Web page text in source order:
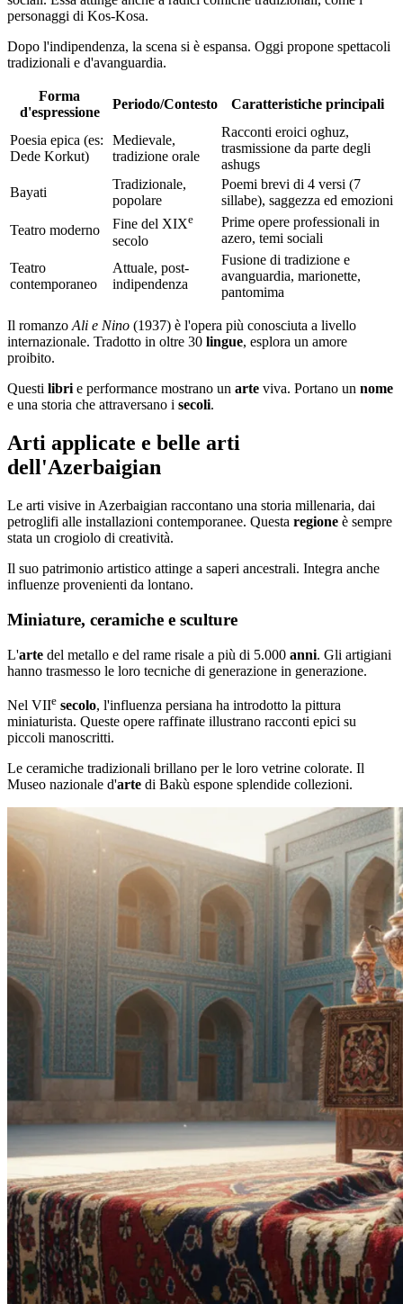
personaggi di Kos-Kosa.
Dopo l'indipendenza, la scena si è espansa. Oggi propone spettacoli
tradizionali e d'avanguardia.
Forma
d'espressione
Periodo/Contesto Caratteristiche principali
Poesia epica (es:
Dede Korkut)
Medievale,
tradizione orale
Racconti eroici oghuz,
trasmissione da parte degli
ashugs
Bayati
Tradizionale,
popolare
Poemi brevi di 4 versi (7
sillabe), saggezza ed emozioni
Teatro moderno
Fine del XIXe
secolo
Prime opere professionali in
azero, temi sociali
Teatro
contemporaneo
Attuale, post-
indipendenza
Fusione di tradizione e
avanguardia, marionette,
pantomima
Il romanzo Ali e Nino (1937) è l'opera più conosciuta a livello
internazionale. Tradotto in oltre 30 lingue, esplora un amore
proibito.
Questi libri e performance mostrano un arte viva. Portano un nome
e una storia che attraversano i secoli.
Arti applicate e belle arti
dell'Azerbaigian
Le arti visive in Azerbaigian raccontano una storia millenaria, dai
petroglifi alle installazioni contemporanee. Questa regione è sempre
stata un crogiolo di creatività.
Il suo patrimonio artistico attinge a saperi ancestrali. Integra anche
influenze provenienti da lontano.
Miniature, ceramiche e sculture
L'arte del metallo e del rame risale a più di 5.000 anni. Gli artigiani
hanno trasmesso le loro tecniche di generazione in generazione.
Nel VIIe secolo, l'influenza persiana ha introdotto la pittura
miniaturista. Queste opere raffinate illustrano racconti epici su
piccoli manoscritti.
Le ceramiche tradizionali brillano per le loro vetrine colorate. Il
Museo nazionale d'arte di Bakù espone splendide collezioni.